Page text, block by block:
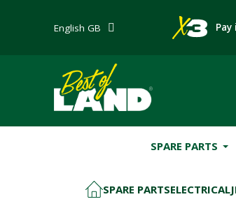
English GB Pay
SPARE PARTS
SPARE PARTSELECTRICAL